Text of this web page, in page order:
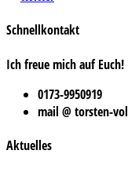
Schnellkontakt
Ich freue mich auf
0173-9950919
mail @ torsten-
Aktuelles